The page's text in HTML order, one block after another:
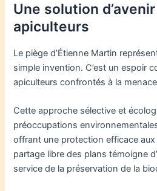
Une solution
apiculteurs
Le piège d’Étienne Martin
simple invention. C’est un espoir
apiculteurs confrontés à la
Cette approche sélective et
préoccupations
offrant une protection efficace aux
partage libre des plans témoigne
service de la préservation de la